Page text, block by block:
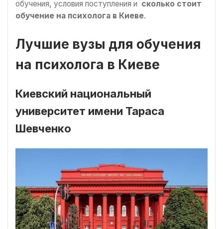
обучения, условия поступления и сколько стоит
обучение на психолога в Киеве.
Лучшие вузы для обучения
на психолога в Киеве
Киевский национальный
университет имени Тараса
Шевченко